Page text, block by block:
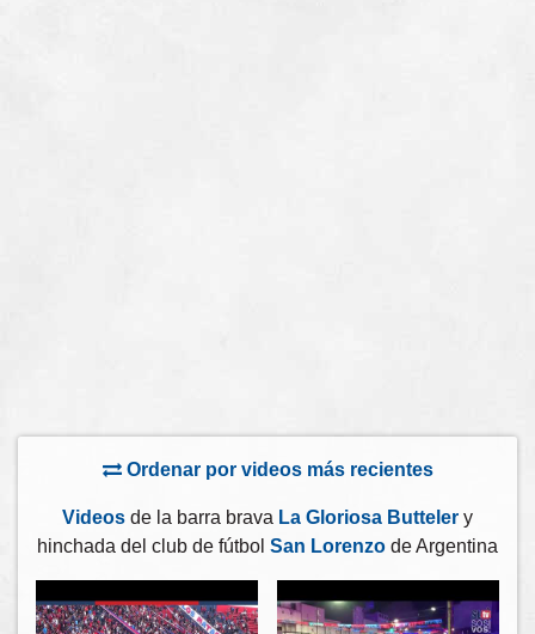
Ordenar por videos más recientes
Videos de la barra brava La Gloriosa Butteler y
hinchada del club de fútbol San Lorenzo de Argentina